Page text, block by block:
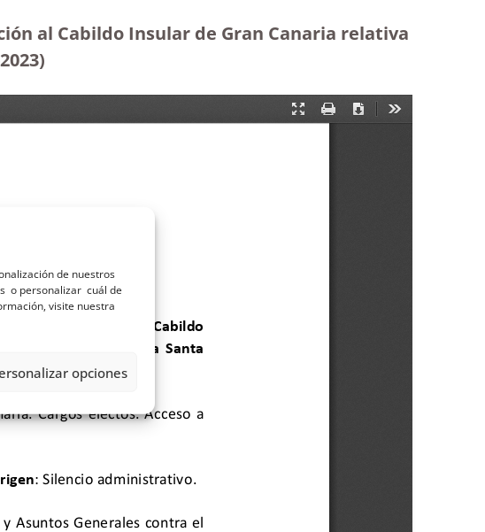
de nuestros
o personalizar cuál de
visite nuestra
opciones
al Cabildo Insular de Gran Canaria relativa
)